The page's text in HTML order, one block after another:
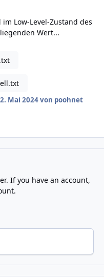
Low-Level-Zustand des
Wert...
2. Mai 2024von poohnet
If you have an account,